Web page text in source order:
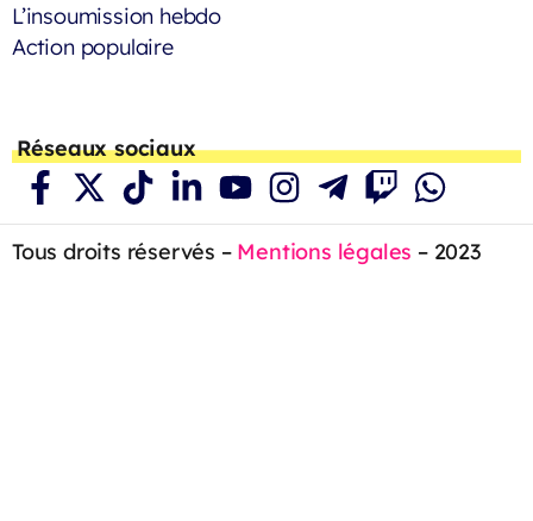
L’insoumission hebdo
Action populaire
Réseaux sociaux
Tous droits réservés – Mentions légales – 2023